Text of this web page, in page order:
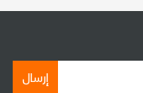
إرسال